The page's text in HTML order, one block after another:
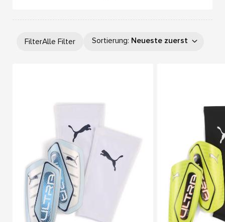
FilterAlle Filter Sortierung: Neueste zuerst